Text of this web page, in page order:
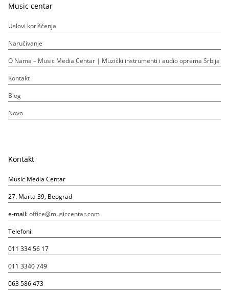
Music centar
Uslovi korišćenja
Naručivanje
O Nama – Music Media Centar | Muzički instrumenti i audio oprema Srbija
Kontakt
Blog
Novo
Kontakt
Music Media Centar
27. Marta 39, Beograd
e-mail:office@musiccentar.com
Telefoni:
011 334 56 17
011 3340 749
063 586 473